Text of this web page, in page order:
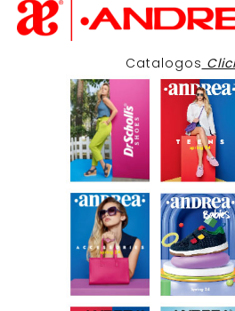
Catalogos